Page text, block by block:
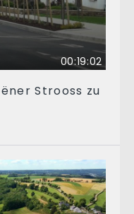
00:19:02
Strooss zu